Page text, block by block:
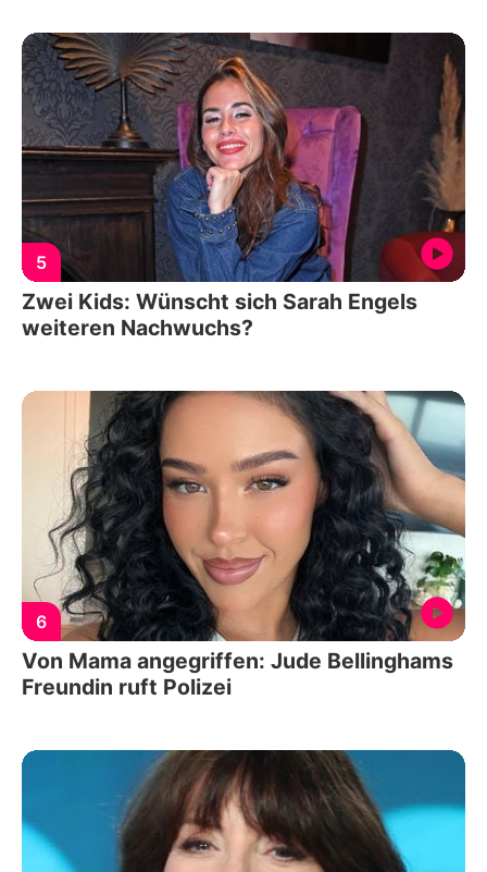
5
Zwei Kids: Wünscht sich Sarah Engels
weiteren Nachwuchs?
6
Von Mama angegriffen: Jude Bellinghams
Freundin ruft Polizei